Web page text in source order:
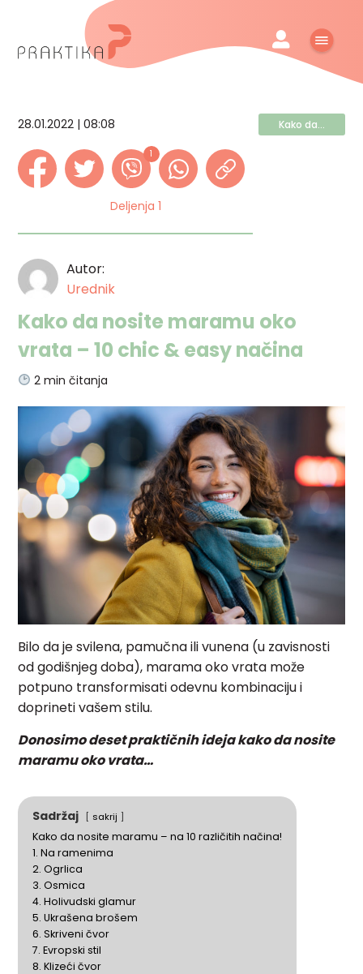
28.01.2022 | 08:08 Kako da...
1
Deljenja 1
Autor:
Urednik
Kako da nosite maramu oko
vrata – 10 chic & easy načina
2 min čitanja
Bilo da je svilena, pamučna ili vunena (u zavisnosti
od godišnjeg doba), marama oko vrata može
potpuno transformisati odevnu kombinaciju i
doprineti vašem stilu.
Donosimo deset praktičnih ideja kako da nosite
maramu oko vrata…
Sadržaj sakrij
Kako da nosite maramu – na 10 različitih načina!
1. Na ramenima
2. Ogrlica
3. Osmica
4. Holivudski glamur
5. Ukrašena brošem
6. Skriveni čvor
7. Evropski stil
8. Klizeći čvor